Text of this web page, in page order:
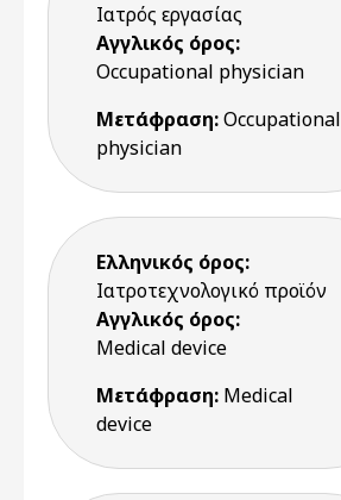
Ιατρός εργασίας
Αγγλικός όρος:
Occupational physician
Μετάφραση:Occupational
physician
Ελληνικός όρος:
Ιατροτεχνολογικό προϊόν
Αγγλικός όρος:
Medical device
Μετάφραση: Medical
device